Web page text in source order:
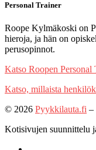
Personal Trainer
Roope Kylmäkoski on
hieroja, ja hän on
perusopinnot.
Katso Roopen Personal
Katso, millaista
© 2026 Pyykkilauta.fi –
Kotisivujen suunnittelu